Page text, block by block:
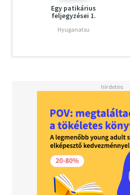
Egy patikárius
feljegyzései 1.
Hyuganatsu